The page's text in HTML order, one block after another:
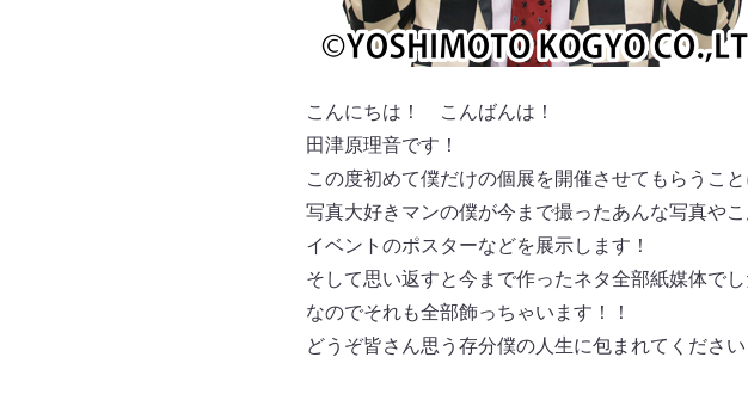
こんにちは！ こんばんは！
田津原理音です！
この度初めて僕だけの個展を開催させてもらうこと
写真大好きマンの僕が今まで撮ったあんな写真や
イベントのポスターなどを展示します！
そして思い返すと今まで作ったネタ全部紙媒体でし
なのでそれも全部飾っちゃいます！！
どうぞ皆さん思う存分僕の人生に包まれてください